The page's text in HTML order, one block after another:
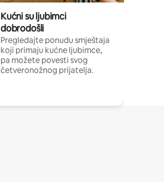
Kućni su ljubimci
dobrodošli
Pregledajte ponudu smještaja
koji primaju kućne ljubimce,
pa možete povesti svog
četveronožnog prijatelja.